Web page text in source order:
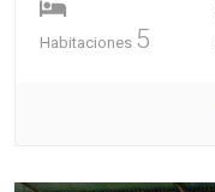
Habitaciones 5